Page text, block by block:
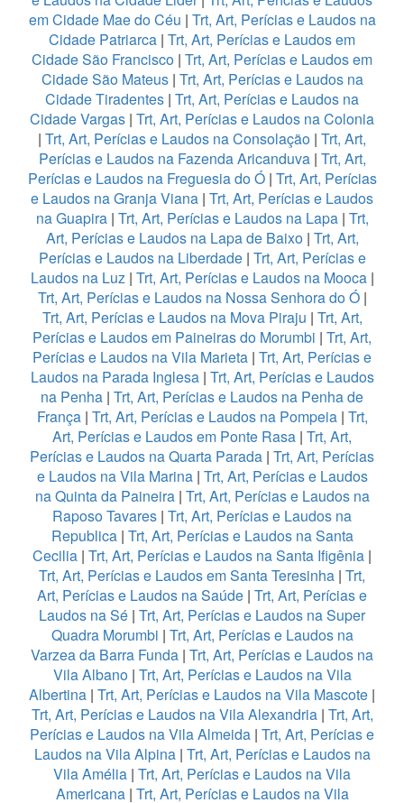
em Cidade Mae do Céu | Trt, Art, Perícias e Laudos na
Cidade Patriarca | Trt, Art, Perícias e Laudos em
Cidade São Francisco | Trt, Art, Perícias e Laudos em
Cidade São Mateus| Trt, Art, Perícias e Laudos na
Cidade Tiradentes | Trt, Art, Perícias e Laudos na
Cidade Vargas | Trt, Art, Perícias e Laudos na Colonia
| Trt, Art, Perícias e Laudos na Consolação | Trt, Art,
Perícias e Laudos na Fazenda Aricanduva| Trt, Art,
Perícias e Laudos na Freguesia do Ó| Trt, Art, Perícias
e Laudos na Granja Viana | Trt, Art, Perícias e Laudos
na Guapira| Trt, Art, Perícias e Laudos na Lapa| Trt,
Art, Perícias e Laudos na Lapa de Baixo | Trt, Art,
Perícias e Laudos na Liberdade | Trt, Art, Perícias e
Laudos na Luz | Trt, Art, Perícias e Laudos na Mooca|
Trt, Art, Perícias e Laudos na Nossa Senhora do Ó|
Trt, Art, Perícias e Laudos na Mova Piraju | Trt, Art,
Perícias e Laudos em Paineiras do Morumbi | Trt, Art,
Perícias e Laudos na Vila Marieta | Trt, Art, Perícias e
Laudos na Parada Inglesa | Trt, Art, Perícias e Laudos
na Penha | Trt, Art, Perícias e Laudos na Penha de
França | Trt, Art, Perícias e Laudos na Pompeia| Trt,
Art, Perícias e Laudos em Ponte Rasa | Trt, Art,
Perícias e Laudos na Quarta Parada | Trt, Art, Perícias
e Laudos na Vila Marina| Trt, Art, Perícias e Laudos
na Quinta da Paineira| Trt, Art, Perícias e Laudos na
Raposo Tavares | Trt, Art, Perícias e Laudos na
Republica| Trt, Art, Perícias e Laudos na Santa
Cecilia | Trt, Art, Perícias e Laudos na Santa Ifigênia |
Trt, Art, Perícias e Laudos em Santa Teresinha | Trt,
Art, Perícias e Laudos na Saúde | Trt, Art, Perícias e
Laudos na Sé | Trt, Art, Perícias e Laudos na Super
Quadra Morumbi | Trt, Art, Perícias e Laudos na
Varzea da Barra Funda | Trt, Art, Perícias e Laudos na
Vila Albano| Trt, Art, Perícias e Laudos na Vila
Albertina | Trt, Art, Perícias e Laudos na Vila Mascote |
Trt, Art, Perícias e Laudos na Vila Alexandria| Trt, Art,
Perícias e Laudos na Vila Almeida | Trt, Art, Perícias e
Laudos na Vila Alpina | Trt, Art, Perícias e Laudos na
Vila Amélia | Trt, Art, Perícias e Laudos na Vila
Americana| Trt, Art, Perícias e Laudos na Vila